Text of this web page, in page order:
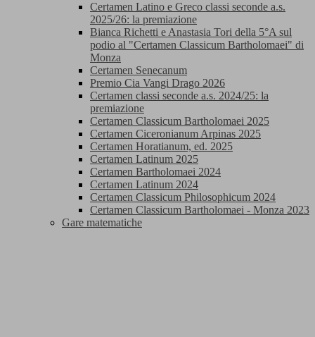
Certamen Latino e Greco classi seconde a.s.
2025/26: la premiazione
Bianca Richetti e Anastasia Tori della 5°A sul
podio al "Certamen Classicum Bartholomaei" di
Monza
Certamen Senecanum
Premio Cia Vangi Drago 2026
Certamen classi seconde a.s. 2024/25: la
premiazione
Certamen Classicum Bartholomaei 2025
Certamen Ciceronianum Arpinas 2025
Certamen Horatianum, ed. 2025
Certamen Latinum 2025
Certamen Bartholomaei 2024
Certamen Latinum 2024
Certamen Classicum Philosophicum 2024
Certamen Classicum Bartholomaei - Monza 2023
Gare matematiche